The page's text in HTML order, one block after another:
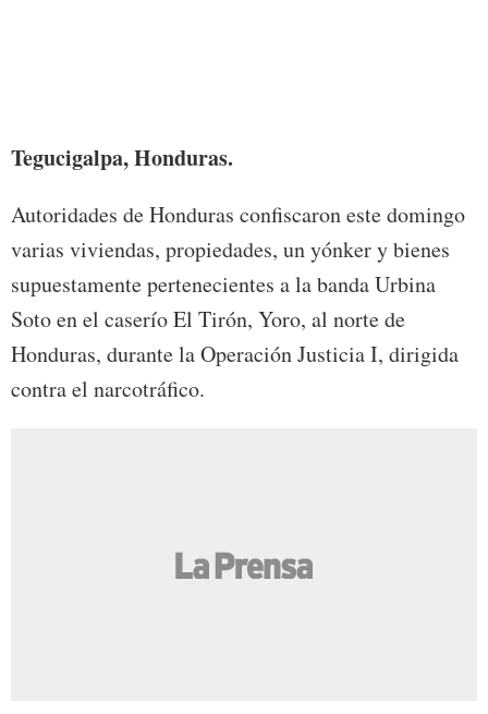
Tegucigalpa, Honduras.
Autoridades de Honduras confiscaron este domingo
varias viviendas, propiedades, un yónker y bienes
supuestamente pertenecientes a la banda Urbina
Soto en el caserío El Tirón, Yoro, al norte de
Honduras, durante la Operación Justicia I, dirigida
contra el narcotráfico.